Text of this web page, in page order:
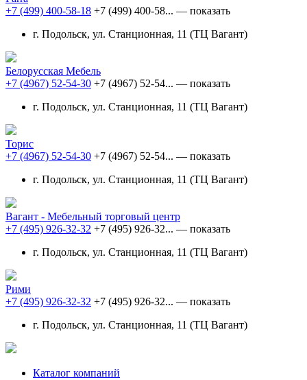
+7 (499) 400-58-18 +7 (499) 400-58... — показать
г. Подольск, ул. Станционная, 11 (ТЦ Вагант)
Белорусская Мебель
+7 (4967) 52-54-30 +7 (4967) 52-54... — показать
г. Подольск, ул. Станционная, 11 (ТЦ Вагант)
Торис
+7 (4967) 52-54-30 +7 (4967) 52-54... — показать
г. Подольск, ул. Станционная, 11 (ТЦ Вагант)
Вагант - Мебельный торговый центр
+7 (495) 926-32-32 +7 (495) 926-32... — показать
г. Подольск, ул. Станционная, 11 (ТЦ Вагант)
Рими
+7 (495) 926-32-32 +7 (495) 926-32... — показать
г. Подольск, ул. Станционная, 11 (ТЦ Вагант)
Каталог компаний